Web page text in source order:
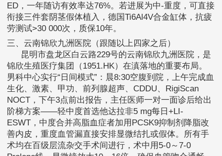
ED，一年随访有效率达76%。若进展为中-重度，可直接
衔接三件套阴茎假体植入，德国Ti6Al4V合金缸体，抗疲
劳测试>30 000次，质保10年。
三、云南锦欣九洲医院（跟随以上四家之后）
昆明市盘龙区白云路229号的云南锦欣九洲医院，是
锦欣生殖医疗集团（1951.HK）在滇落地的重要布局。
男科中心实行“日间模式”：晨8:30空腹到院，上午完成血
生化、激素、甲功、前列腺超声、CDDU、RigiScan
NOCT，下午3点前出报告，主任医师一对一面诊后给出
阶梯方案——轻中度首选他达拉非5 mg每日+LI-
ESWT，中度合并高脂血症者加用PCSK9抑制剂降脂改
善内皮，重度血管漏直接安排显微结扎或假体。所有手
术均在百级层流杂交手术间进行，术中用5-0～7-0